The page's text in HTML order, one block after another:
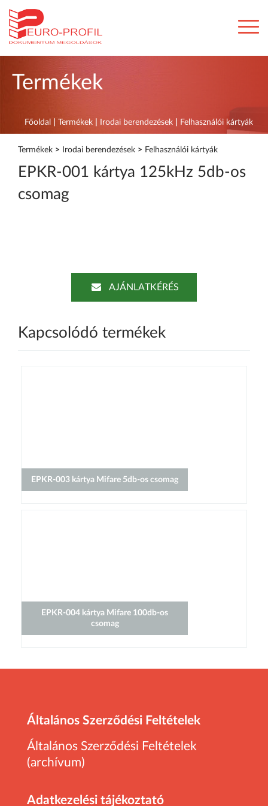
Termékek
Főoldal Termékek Irodai berendezések Felhasználói kártyák
Termékek > Irodai berendezések > Felhasználói kártyák
EPKR-001 kártya 125kHz 5db-os
csomag
AJÁNLATKÉRÉS
Kapcsolódó termékek
EPKR-003 kártya Mifare 5db-os csomag
EPKR-004 kártya Mifare 100db-os
csomag
Általános Szerződési Feltételek
Általános Szerződési Feltételek
(archívum)
Adatkezelési tájékoztató